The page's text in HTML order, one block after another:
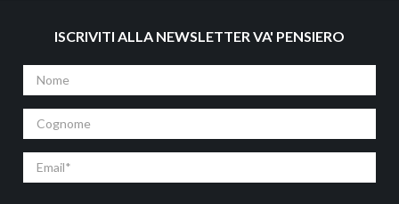
ISCRIVITI ALLA NEWSLETTER VA' PENSIERO
Nome
Cognome
Email